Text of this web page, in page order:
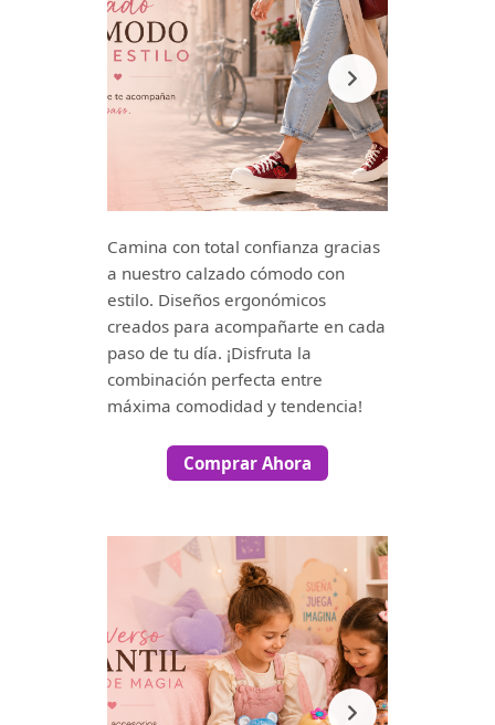
Camina con total confianza gracias
a nuestro calzado cómodo con
estilo. Diseños ergonómicos
creados para acompañarte en cada
paso de tu día. ¡Disfruta la
combinación perfecta entre
máxima comodidad y tendencia!
Comprar Ahora